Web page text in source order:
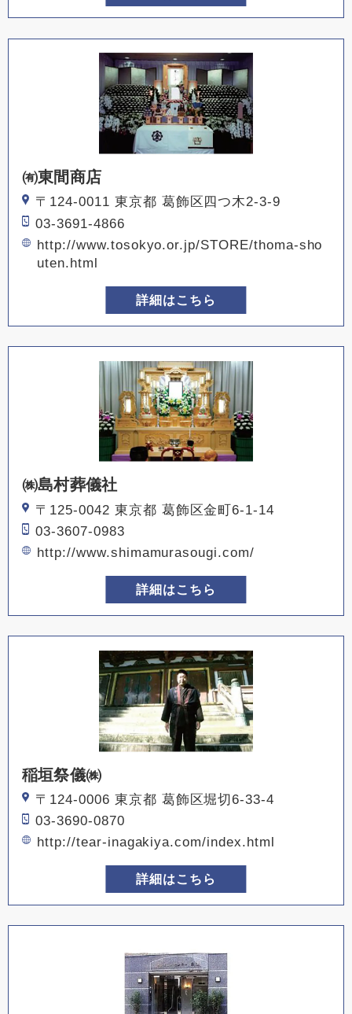
㈲東間商店
〒124-0011 東京都 葛飾区四つ木2-3-9
03-3691-4866
http://www.tosokyo.or.jp/STORE/thoma-sho
uten.html
詳細はこちら
㈱島村葬儀社
〒125-0042 東京都 葛飾区金町6-1-14
03-3607-0983
http://www.shimamurasougi.com/
詳細はこちら
稲垣祭儀㈱
〒124-0006 東京都 葛飾区堀切6-33-4
03-3690-0870
http://tear-inagakiya.com/index.html
詳細はこちら